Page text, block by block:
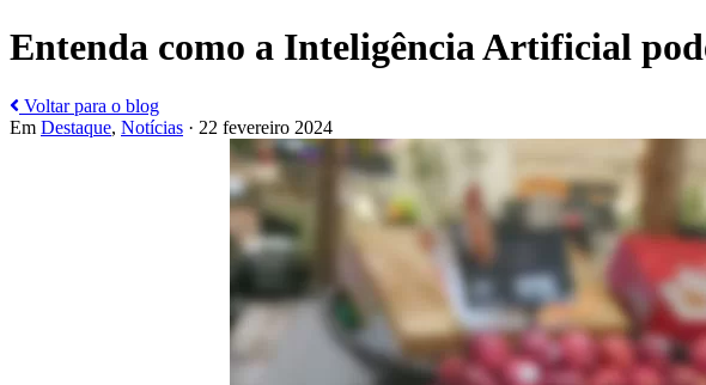
Entenda como a Inteligência Artificial
Voltar para o blog
Em Destaque, Notícias · 22 fevereiro 2024